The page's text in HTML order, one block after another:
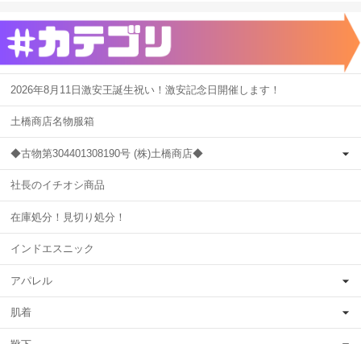
2026年8月11日激安王誕生祝い！激安記念日開催します！
土橋商店名物服箱
◆古物第304401308190号 (株)土橋商店◆
社長のイチオシ商品
在庫処分！見切り処分！
インドエスニック
アパレル
肌着